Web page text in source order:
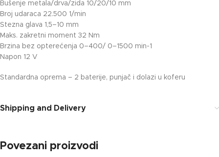
Bušenje metala/drva/zida 10/20/10 mm
Broj udaraca 22.500 1/min
Stezna glava 1,5–10 mm
Maks. zakretni moment 32 Nm
Brzina bez opterećenja 0–400/ 0–1500 min-1
Napon 12 V
Standardna oprema – 2 baterije, punjač i dolazi u koferu
Shipping and Delivery
Povezani proizvodi